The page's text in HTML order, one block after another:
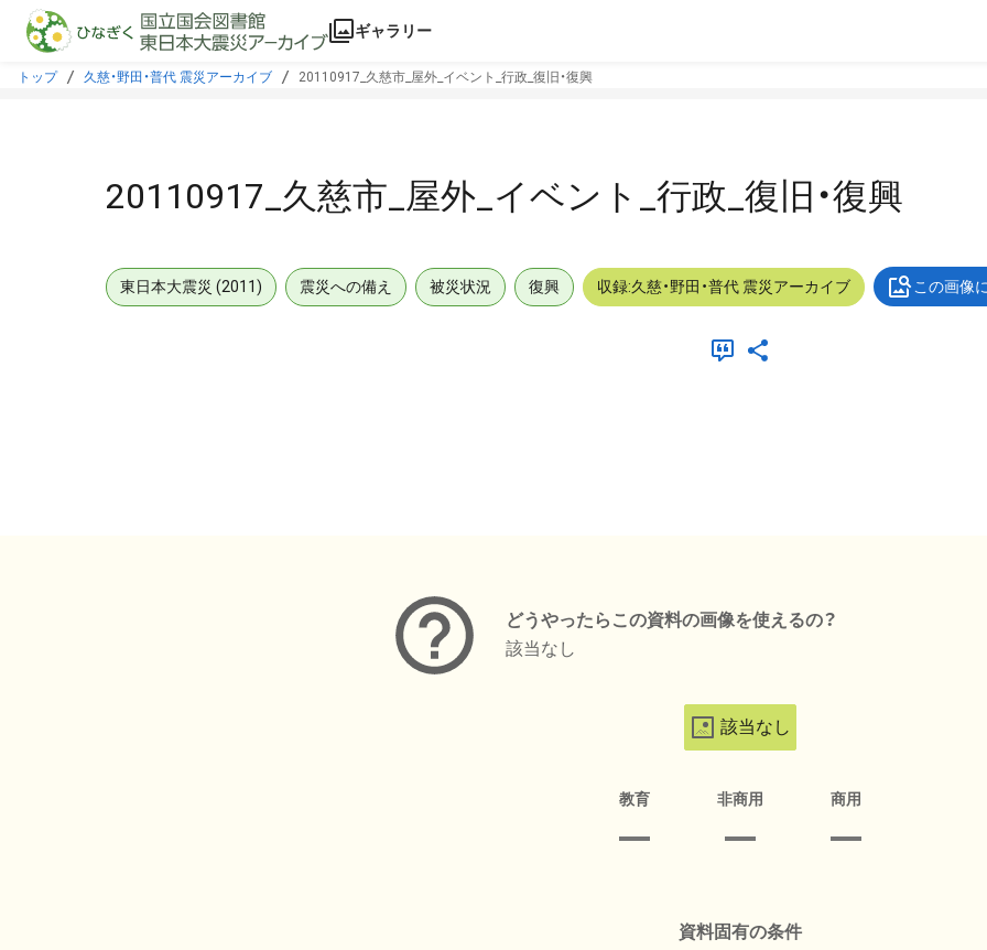
本文に飛ぶ
ギャラリー
トップ 久慈・野田・普代 震災アーカイブ 20110917_久慈市_屋外_イベント_行政_復旧・復興
20110917_久慈市_屋外_イベント_行政_復旧・復興
東日本大震災 (2011) 震災への備え 被災状況 復興 収録:久慈・野田・普代 震災アーカイブ この画像
どうやったらこの資料の画像を使えるの？
該当なし
該当なし
教育 非商用 商用
資料固有の条件